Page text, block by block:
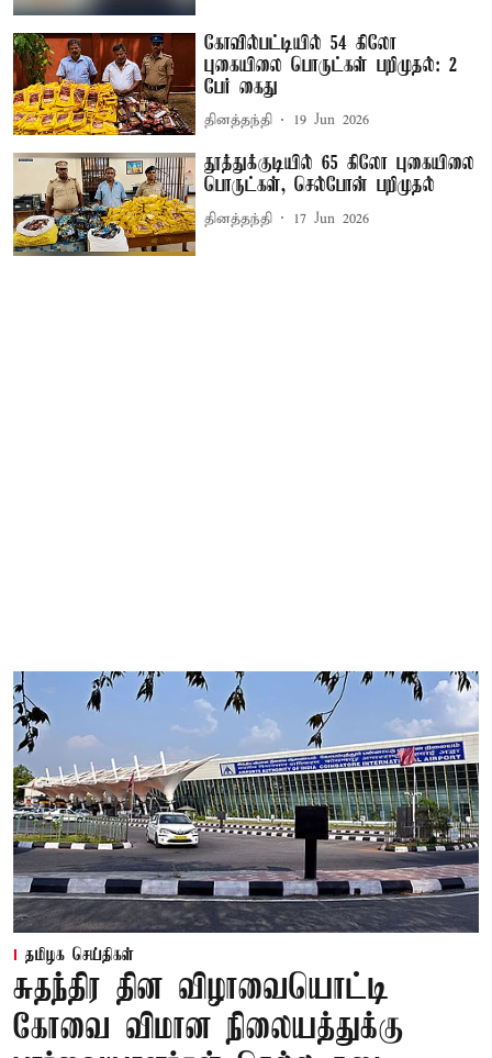
கோவில்பட்டியில் 54 கிலோ
புகையிலை பொருட்கள் பறிமுதல்: 2
பேர் கைது
தினத்தந்தி 19 Jun 2026
தூத்துக்குடியில் 65 கிலோ புகையிலை
பொருட்கள், செல்போன் பறிமுதல்
தினத்தந்தி 17 Jun 2026
தமிழக செய்திகள்
சுதந்திர தின விழாவையொட்டி
கோவை விமான நிலையத்துக்கு